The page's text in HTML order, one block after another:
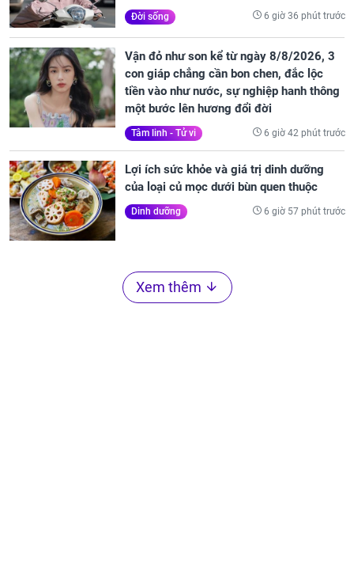
Đời sống 6 giờ 36 phút trước
Vận đỏ như son kể từ ngày 8/8/2026, 3
con giáp chẳng cần bon chen, đắc lộc
tiền vào như nước, sự nghiệp hanh thông
một bước lên hương đổi đời
Tâm linh - Tử vi 6 giờ 42 phút trước
Lợi ích sức khỏe và giá trị dinh dưỡng
của loại củ mọc dưới bùn quen thuộc
Dinh dưỡng 6 giờ 57 phút trước
Xem thêm